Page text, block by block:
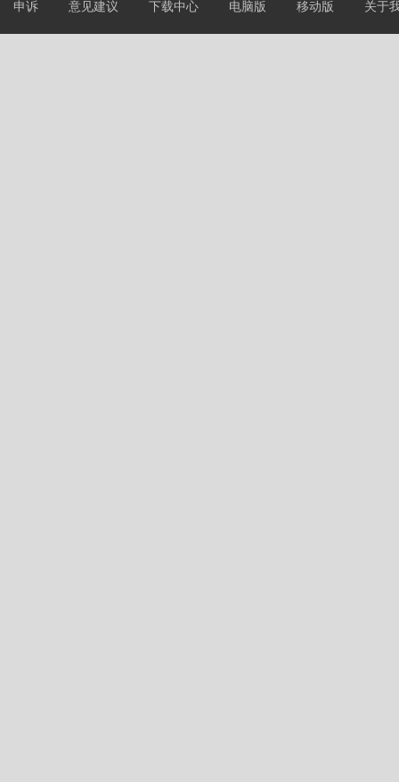
申诉 意见建议 下载中心 电脑版 移动版 关于